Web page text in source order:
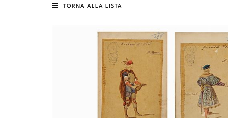
TORNA ALLA LISTA